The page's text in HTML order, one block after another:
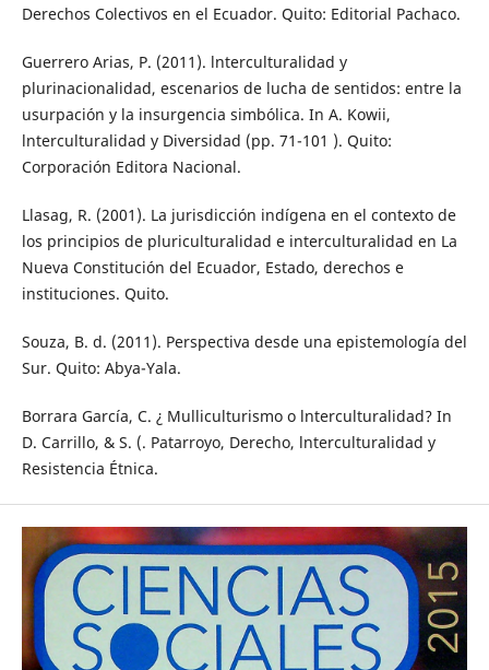
Derechos Colectivos en el Ecuador. Quito: Editorial Pachaco.
Guerrero Arias, P. (2011). lnterculturalidad y
plurinacionalidad, escenarios de lucha de sentidos: entre la
usurpación y la insurgencia simbólica. In A. Kowii,
lnterculturalidad y Diversidad (pp. 71-101 ). Quito:
Corporación Editora Nacional.
Llasag, R. (2001). La jurisdicción indígena en el contexto de
los principios de pluriculturalidad e interculturalidad en La
Nueva Constitución del Ecuador, Estado, derechos e
instituciones. Quito.
Souza, B. d. (2011). Perspectiva desde una epistemología del
Sur. Quito: Abya-Yala.
Borrara García, C. ¿ Mulliculturismo o lnterculturalidad? In
D. Carrillo, & S. (. Patarroyo, Derecho, lnterculturalidad y
Resistencia Étnica.